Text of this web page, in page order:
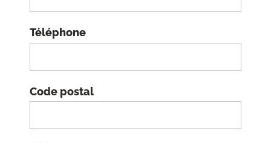
Téléphone
Code postal